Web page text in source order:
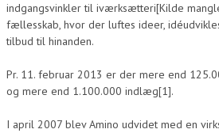
indgangsvinkler til iværksætteri[Kilde
fællesskab, hvor der luftes ideer,
tilbud til hinanden.
Pr. 11. februar 2013 er der mere end
og mere end 1.100.000 indlæg[1].
I april 2007 blev Amino udvidet med en